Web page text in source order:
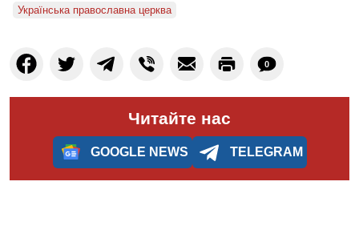
Українська православна церква
0
Читайте нас
GOOGLE NEWS TELEGRAM